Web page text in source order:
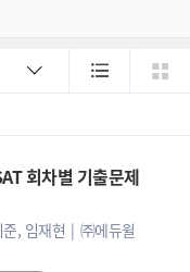
회차별 기출문제
, 임재현 ㈜에듀윌